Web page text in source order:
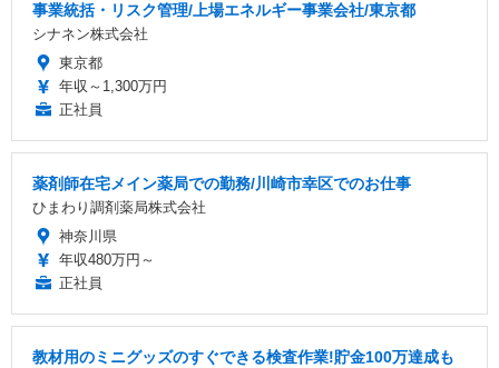
事業統括・リスク管理/上場エネルギー事業会社/東京都
シナネン株式会社
東京都
年収～1,300万円
正社員
薬剤師在宅メイン薬局での勤務/川崎市幸区でのお仕事
ひまわり調剤薬局株式会社
神奈川県
年収480万円～
正社員
教材用のミニグッズのすぐできる検査作業!貯金100万達成も